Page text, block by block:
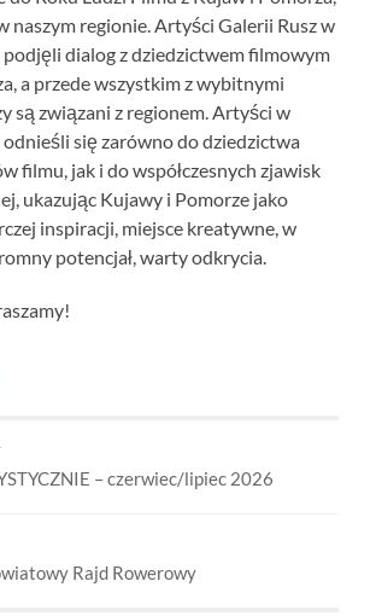
naszym regionie. Artyści Galerii Rusz w
podjęli dialog z dziedzictwem filmowym
a przede wszystkim z wybitnymi
są związani z regionem. Artyści w
się zarówno do dziedzictwa
filmu, jak i do współczesnych zjawisk
ukazując Kujawy i Pomorze jako
inspiracji, miejsce kreatywne, w
potencjał, warty odkrycia.
– czerwiec/lipiec 2026
Rajd Rowerowy